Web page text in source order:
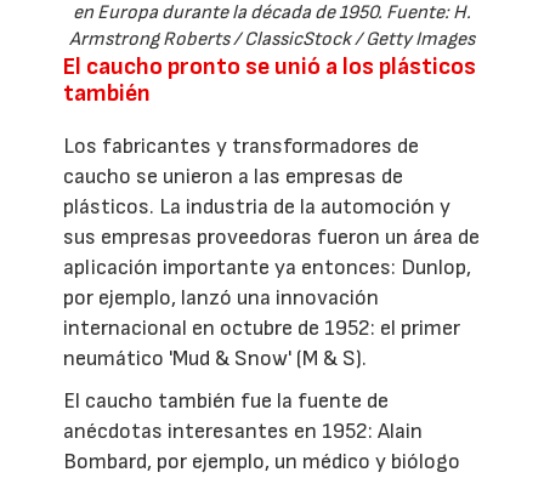
en Europa durante la década de 1950. Fuente: H.
Armstrong Roberts / ClassicStock / Getty Images
El caucho pronto se unió a los plásticos
también
Los fabricantes y transformadores de
caucho se unieron a las empresas de
plásticos. La industria de la automoción y
sus empresas proveedoras fueron un área de
aplicación importante ya entonces: Dunlop,
por ejemplo, lanzó una innovación
internacional en octubre de 1952: el primer
neumático 'Mud & Snow' (M & S).
El caucho también fue la fuente de
anécdotas interesantes en 1952: Alain
Bombard, por ejemplo, un médico y biólogo